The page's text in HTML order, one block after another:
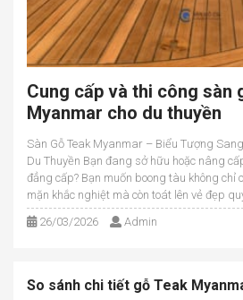
Cung cấp và thi công sàn
Myanmar cho du thuyền
Sàn Gỗ Teak Myanmar – Biểu Tượng
Du Thuyền Bạn đang sở hữu hoặc nâng
đẳng cấp? Bạn muốn boong tàu không chỉ
mặn khắc nghiệt mà còn toát lên vẻ đẹp
26/03/2026
Admin
So sánh chi tiết gỗ Teak